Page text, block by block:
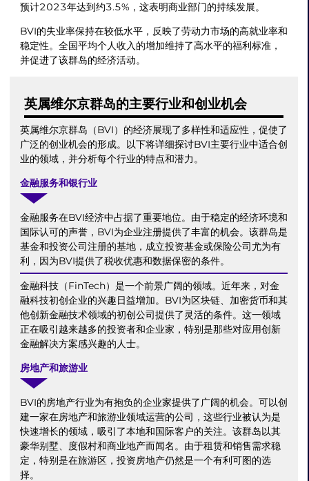
预计2023年达到约3.5%，这表明商业部门的持续发展。
BVI的失业率保持在较低水平，反映了劳动力市场的高就业率和
稳定性。全国平均个人收入的增加维持了高水平的福利标准，
并促进了该群岛的经济活动。
英属维尔京群岛的主要行业和创业机会
英属维尔京群岛（BVI）的经济展现了多样性和适应性，促使了
广泛的创业机会的形成。以下将详细探讨BVI主要行业中适合创
业的领域，并分析每个行业的特点和潜力。
金融服务和银行业
金融服务在BVI经济中占据了重要地位。由于稳定的经济环境和
国际认可的声誉，BVI为企业注册提供了丰富的机会。该群岛是
基金和投资公司注册的基地，成立投资基金或保险公司尤为有
利，因为BVI提供了税收优惠和数据保密的条件。
金融科技（FinTech）是一个前景广阔的领域。近年来，对金
融科技初创企业的兴趣日益增加。BVI为区块链、加密货币和其
他创新金融技术领域的初创公司提供了灵活的条件。这一领域
正在吸引越来越多的投资者和企业家，特别是那些对应用创新
金融解决方案感兴趣的人士。
房地产和旅游业
BVI的房地产行业为有抱负的企业家提供了广阔的机会。可以创
建一家在房地产和旅游业领域运营的公司，这些行业被认为是
快速增长的领域，吸引了本地和国际客户的关注。该群岛以其
豪华别墅、度假村和商业地产而闻名。由于租赁和销售需求稳
定，特别是在旅游区，投资房地产仍然是一个有利可图的选
择。